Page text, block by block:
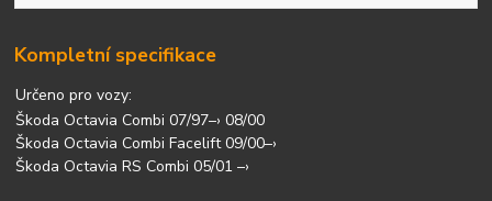
Kompletní specifikace
Určeno pro vozy:
Škoda Octavia Combi 07/97–› 08/00
Škoda Octavia Combi Facelift 09/00–›
Škoda Octavia RS Combi 05/01 –›